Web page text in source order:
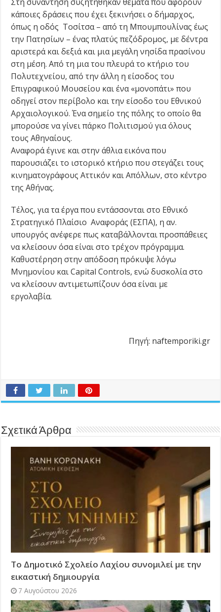
κάποιες δράσεις που έχει ξεκινήσει ο δήμαρχος,
όπως η οδός Τοσίτσα – από τη Μπουμπουλίνας έως
την Πατησίων – ένας πλατύς πεζόδρομος, με δέντρα
αριστερά και δεξιά και μια μεγάλη νησίδα πρασίνου
στη μέση. Από τη μια του πλευρά το κτήριο του
Πολυτεχνείου, από την άλλη η είσοδος του
Επιγραφικού Μουσείου και ένα «μονοπάτι» που
οδηγεί στον περίβολο και την είσοδο του Εθνικού
Αρχαιολογικού. Ένα σημείο της πόλης το οποίο θα
μπορούσε να γίνει πάρκο Πολιτισμού για όλους
τους Αθηναίους.
Αναφορά έγινε και στην άθλια εικόνα που
παρουσιάζει το ιστορικό κτήριο που στεγάζει τους
κινηματογράφους Αττικόν και Απόλλων, στο κέντρο
της Αθήνας.
Τέλος, για τα έργα που εντάσσονται στο Εθνικό
Στρατηγικό Πλαίσιο Αναφοράς (ΕΣΠΑ), η αν.
υπουργός ανέφερε πως καταβάλλονται προσπάθειες
να κλείσουν όσα είναι στο τρέχον πρόγραμμα.
Καθυστέρηση στην απόδοση πρόκυψε λόγω
Μνημονίου και Capital Controls, ενώ δυσκολία στο
να κλείσουν αντιμετωπίζουν όσα είναι με
εργολαβία.
Πηγή: naftemporiki.gr
Σχετικά Άρθρα
Το Δημοτικό Σχολείο Λαχίου συνομιλεί με την
εικαστική δημιουργία
7 Αυγούστου 2026